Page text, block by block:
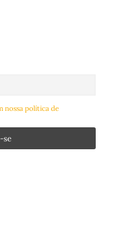
nossa política de